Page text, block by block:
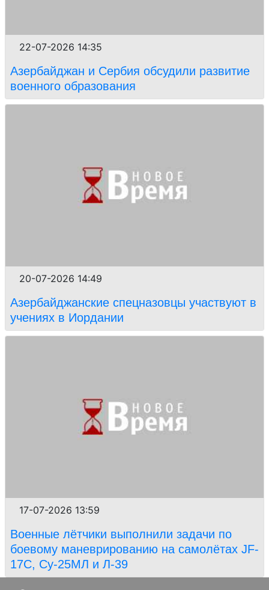
22-07-2026 14:35
Азербайджан и Сербия обсудили развитие
военного образования
20-07-2026 14:49
Азербайджанские спецназовцы участвуют в
учениях в Иордании
17-07-2026 13:59
Военные лётчики выполнили задачи по
боевому маневрированию на самолётах JF-
17C, Су-25МЛ и Л-39